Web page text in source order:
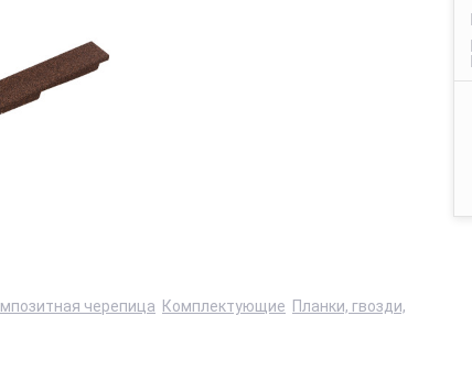
черепица Комплектующие Планки, гвозди,